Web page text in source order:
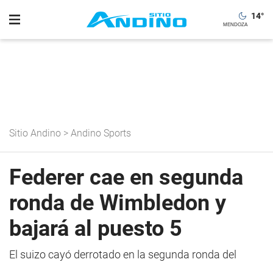
14°
Sitio Andino > Andino Sports
Federer cae en segunda
ronda de Wimbledon y
bajará al puesto 5
El suizo cayó derrotado en la segunda ronda del